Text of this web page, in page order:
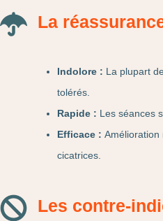
La
Indolore : La plupart
tolérés.
Rapide : Les séances
Efficace : Amélioration
cicatrices.
Les contre-